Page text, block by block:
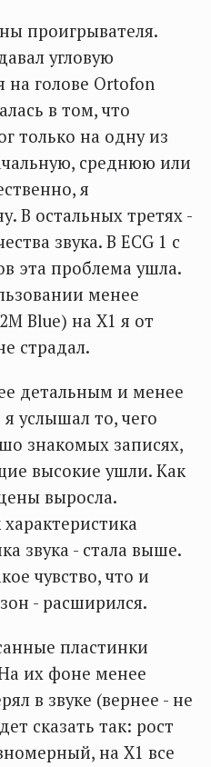
проигрывателя.
угловую
на голове Ortofon
в том, что
только на одну из
среднюю или
я
В остальных третях -
звука. В ECG 1 с
эта проблема ушла.
менее
Blue) на X1 я от
страдал.
детальным и менее
услышал то, чего
знакомых записях,
высокие ушли. Как
выросла.
звука - стала выше.
чувство, что и
- расширился.
пластинки
их фоне менее
в звуке (вернее - не
сказать так: рост
на X1 все